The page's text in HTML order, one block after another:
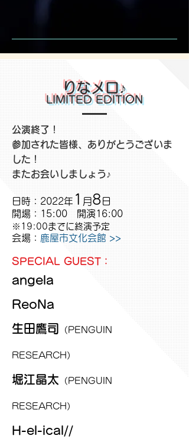
りなメロ♪
LIMITED EDITION
公演終了！
参加された皆様、ありがとうございま
した！
またお会いしましょう♪
日時：2022年 1 月8 日
開場：15:00 開演16:00
​​※19:00までに終演予定
会場： 鹿屋市文化会館 >>
SPECIAL GUEST：
angela​
ReoNa
生田鷹司 （PENGUIN
RESEARCH）
堀江晶太 （PENGUIN
RESEARCH）
H-el-ical//